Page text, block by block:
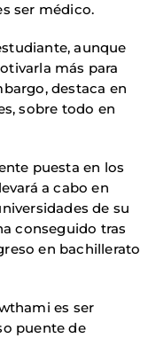
ser médico.
aunque
más para
destaca en
sobre todo en
puesta en los
a cabo en
de su
conseguido tras
en bachillerato
es ser
puente de